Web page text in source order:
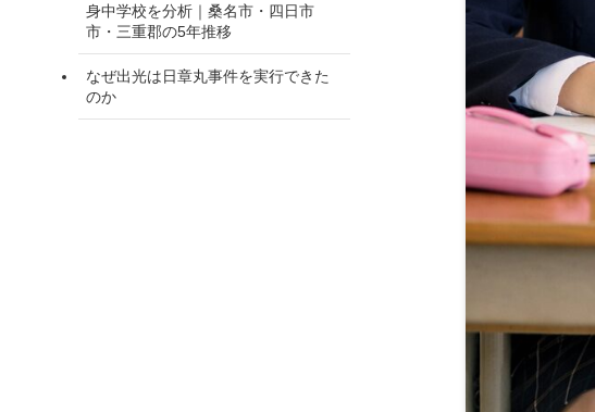
身中学校を分析｜桑名市・四日市
市・三重郡の5年推移
なぜ出光は日章丸事件を実行できた
のか